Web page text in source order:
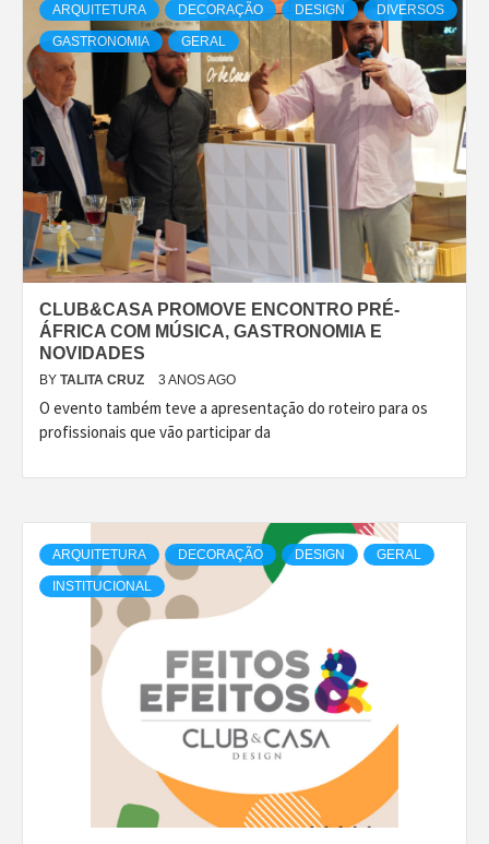
ARQUITETURA DECORAÇÃO DESIGN DIVERSOS
GASTRONOMIA GERAL
CLUB&CASA PROMOVE ENCONTRO PRÉ-
ÁFRICA COM MÚSICA, GASTRONOMIA E
NOVIDADES
BY TALITA CRUZ 3 ANOS AGO
O evento também teve a apresentação do roteiro para os
profissionais que vão participar da
ARQUITETURA DECORAÇÃO DESIGN GERAL
INSTITUCIONAL